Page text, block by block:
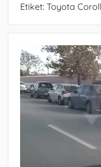
Etiket: Toyota